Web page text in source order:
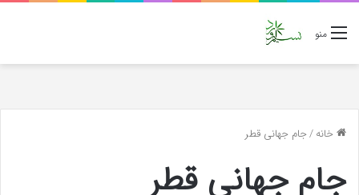
منو
خانه/جام جهانی قطر
جام جهانی قطر